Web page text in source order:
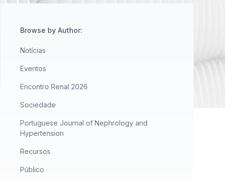
Browse by Author:
Notícias
Eventos
Encontro Renal 2026
Sociedade
Portuguese Journal of Nephrology and
Hypertension
Recursos
Público